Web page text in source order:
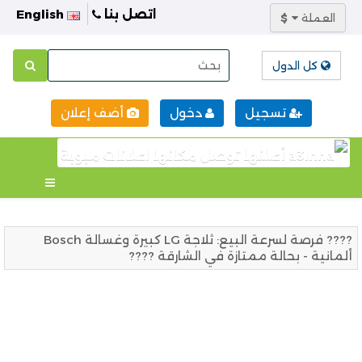
$ العملة اتصل بنا
كل الدول
تسجيل دخول أضف إعلان
???? فرصة لسرعة البيع: ثلاجة LG كبيرة وغسالة Bosch
ألمانية - بحالة ممتازة في الشارقة ????